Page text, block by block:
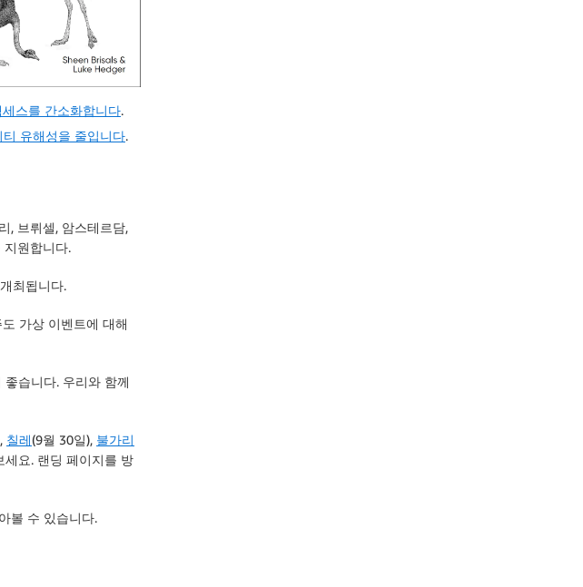
스를 간소화합니다.
유해성을 줄입니다.
, 브뤼셀, 암스테르담,
지원합니다.
최됩니다.
가상 이벤트에 대해
좋습니다. 우리와 함께
칠레(9월 30일), 불가리
세요. 랜딩 페이지를 방
볼 수 있습니다.